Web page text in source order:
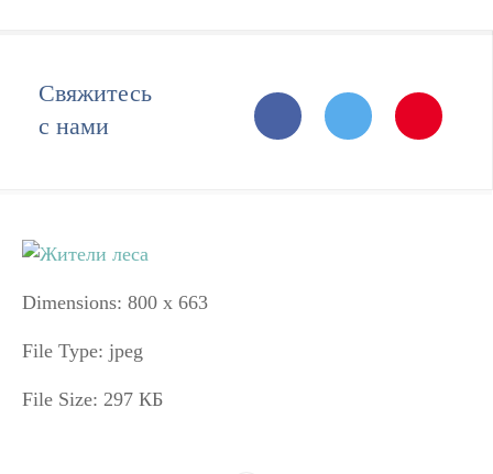
Свяжитесь
с нами
Dimensions: 800 x 663
File Type: jpeg
File Size: 297 КБ